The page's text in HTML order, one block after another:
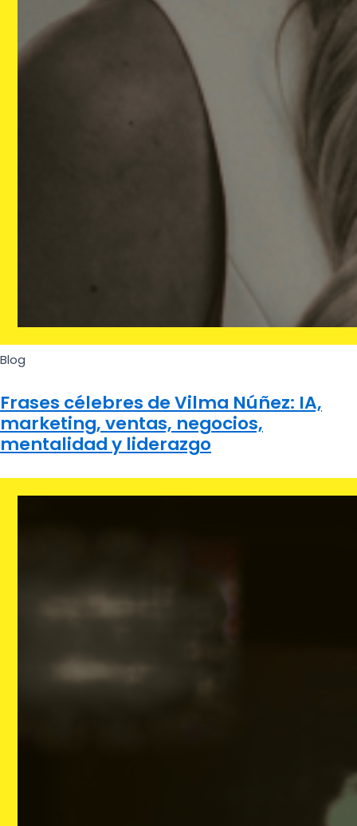
Blog
Frases célebres de Vilma Núñez: IA,
marketing, ventas, negocios,
mentalidad y liderazgo